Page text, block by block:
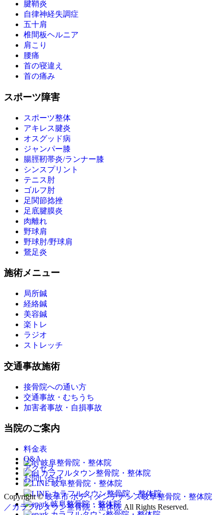
腱鞘炎
自律神経失調症
五十肩
椎間板ヘルニア
肩こり
腰痛
首の寝違え
首の痛み
スポーツ障害
スポーツ整体
アキレス腱炎
オスグッド病
ジャンパー膝
腸脛靭帯炎/ランナー膝
シンスプリント
テニス肘
ゴルフ肘
足関節捻挫
足底腱膜炎
肉離れ
野球肩
野球肘/野球肩
鵞足炎
施術メニュー
局所鍼
経絡鍼
美容鍼
楽トレ
ラジオ
ストレッチ
交通事故施術
接骨院への通い方
交通事故・むちうち
加害者事故・自損事故
当院のご案内
料金表
Q&A
アクセス
お問い合せ
Copyright ©岐阜市 ボディメンテナンス岐阜整骨院・整体院
／カラフルタウン整骨院・整体院 All Rights Reserved.